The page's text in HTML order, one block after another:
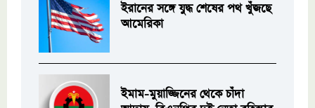
ইরানের সঙ্গে যুদ্ধ শেষের পথ খুঁজছে
আমেরিকা
ইমাম-মুয়াজ্জিনের থেকে চাঁদা